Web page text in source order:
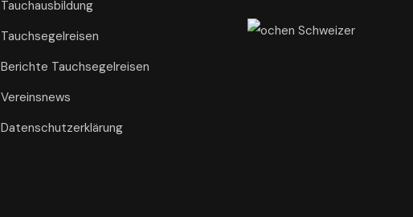
Tauchausbildung
Tauchsegelreisen
Berichte Tauchsegelreisen
Vereinsnews
Datenschutzerklärung